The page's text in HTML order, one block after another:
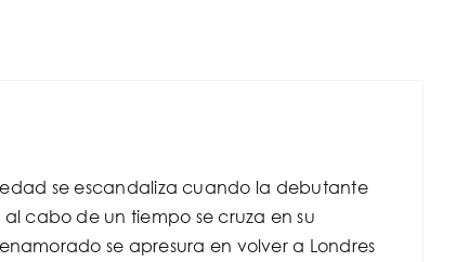
se escandaliza cuando la debutante
cabo de un tiempo se cruza en su
se apresura en volver a Londres